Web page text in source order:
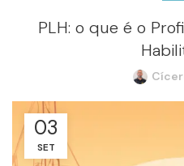
PLH: o que é o
03
SET